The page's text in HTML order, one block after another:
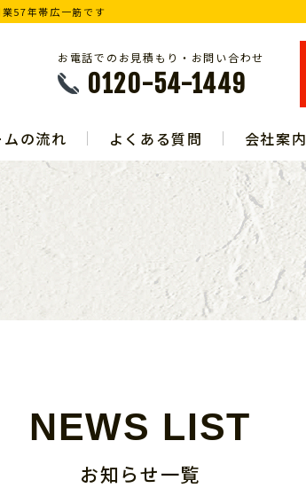
57年帯広一筋です
お電話でのお見積もり・お問い合わせ
0120-54-1449
の流れ よくある質問 会社案内
NEWS LIST
お知らせ一覧